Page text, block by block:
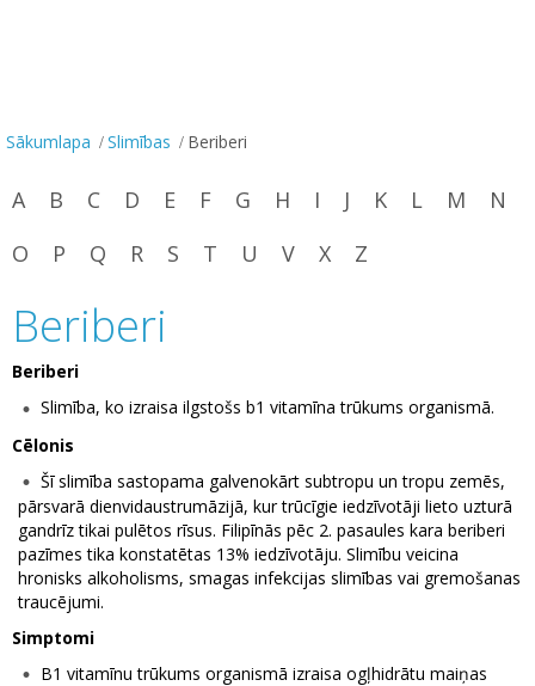
Sākumlapa Slimības Beriberi
A B C D E F G H I J K L M
N
O
P Q R S T U V X Z
Beriberi
Beriberi
Slimība, ko izraisa ilgstošs b1 vitamīna trūkums organismā.
Cēlonis
Šī slimība sastopama galvenokārt subtropu un tropu zemēs,
pārsvarā dienvidaustrumāzijā, kur trūcīgie iedzīvotāji lieto uzturā
gandrīz tikai pulētos rīsus. Filipīnās pēc 2. pasaules kara beriberi
pazīmes tika konstatētas 13% iedzīvotāju. Slimību veicina
hronisks alkoholisms, smagas infekcijas slimības vai gremošanas
traucējumi.
Simptomi
B1 vitamīnu trūkums organismā izraisa ogļhidrātu maiņas